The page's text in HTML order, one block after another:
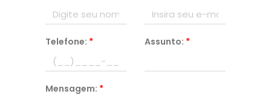
Telefone: * Assunto: *
Mensagem: *